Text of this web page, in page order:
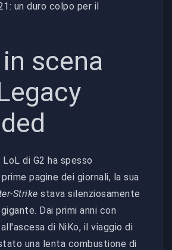
un duro colpo per il
scena
di G2 ha spesso
pagine dei giornali, la sua
Strike stava silenziosamente
Dai primi anni con
di NiKo, il viaggio di
una lenta combustione di